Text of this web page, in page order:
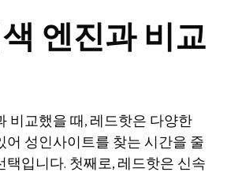
엔진과 비교
비교했을 때, 레드핫은 다양한
어 성인사이트를 찾는 시간을 줄
입니다. 첫째로, 레드핫은 신속